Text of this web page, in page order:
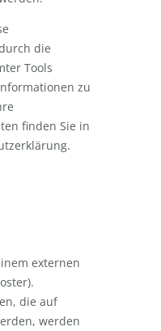
die
Tools
zu
finden Sie in
externen
die auf
werden